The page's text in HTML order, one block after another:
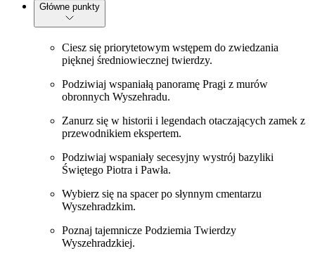
Główne punkty
Ciesz się priorytetowym wstępem do zwiedzania
pięknej średniowiecznej twierdzy.
Podziwiaj wspaniałą panoramę Pragi z murów
obronnych Wyszehradu.
Zanurz się w historii i legendach otaczających zamek z
przewodnikiem ekspertem.
Podziwiaj wspaniały secesyjny wystrój bazyliki
Świętego Piotra i Pawła.
Wybierz się na spacer po słynnym cmentarzu
Wyszehradzkim.
Poznaj tajemnicze Podziemia Twierdzy
Wyszehradzkiej.